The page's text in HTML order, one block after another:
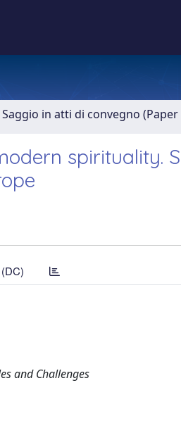
Saggio in atti di convegno
spirituality.
and Challenges